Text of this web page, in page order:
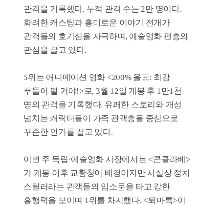
매출액664백만 원
관객수69천 명
매출액536백만 원
관객수55천 명
개봉일2025-03-12
매출액479백만 원
관객수52천 명
개봉일2025-03-12
매출액 130백만 원
관객수16천 명